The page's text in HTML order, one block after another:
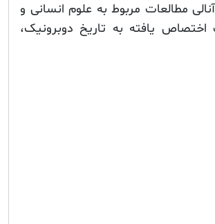
مطالعات مربوط به علوم انسانی و
یافته به تاریخ دوبرونیک،